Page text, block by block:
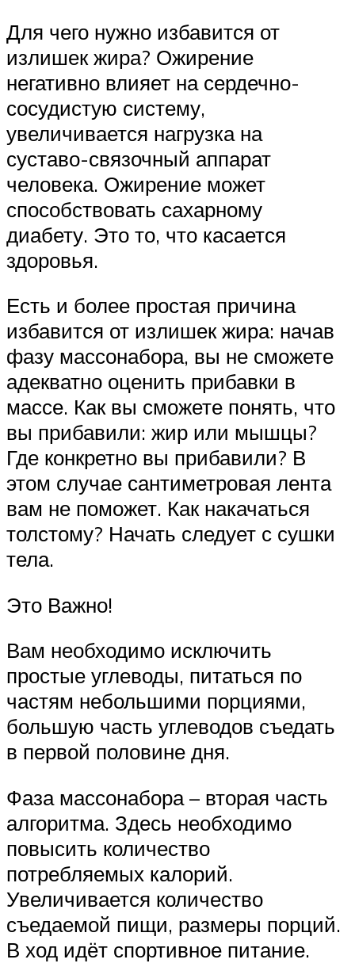
Для чего нужно избавится от
излишек жира? Ожирение
негативно влияет на сердечно-
сосудистую систему,
увеличивается нагрузка на
суставо-связочный аппарат
человека. Ожирение может
способствовать сахарному
диабету. Это то, что касается
здоровья.
Есть и более простая причина
избавится от излишек жира: начав
фазу массонабора, вы не сможете
адекватно оценить прибавки в
массе. Как вы сможете понять, что
вы прибавили: жир или мышцы?
Где конкретно вы прибавили? В
этом случае сантиметровая лента
вам не поможет. Как накачаться
толстому? Начать следует с сушки
тела.
Это Важно!
Вам необходимо исключить
простые углеводы, питаться по
частям небольшими порциями,
большую часть углеводов съедать
в первой половине дня.
Фаза массонабора – вторая часть
алгоритма. Здесь необходимо
повысить количество
потребляемых калорий.
Увеличивается количество
съедаемой пищи, размеры порций.
В ход идёт спортивное питание.